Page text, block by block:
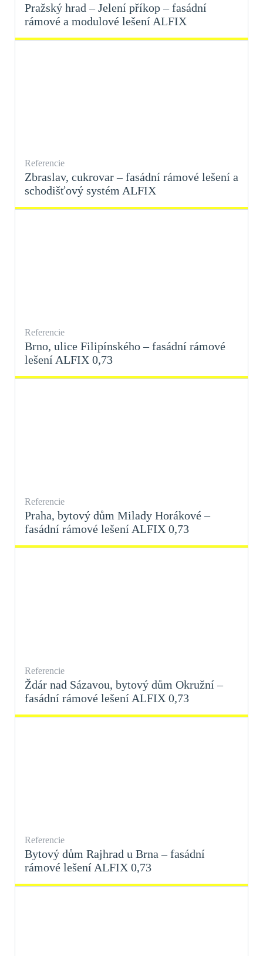
Pražský hrad – Jelení příkop – fasádní
rámové a modulové lešení ALFIX
Referencie
Zbraslav, cukrovar – fasádní rámové lešení a
schodišťový systém ALFIX
Referencie
Brno, ulice Filipínského – fasádní rámové
lešení ALFIX 0,73
Referencie
Praha, bytový dům Milady Horákové –
fasádní rámové lešení ALFIX 0,73
Referencie
Ždár nad Sázavou, bytový dům Okružní –
fasádní rámové lešení ALFIX 0,73
Referencie
Bytový dům Rajhrad u Brna – fasádní
rámové lešení ALFIX 0,73